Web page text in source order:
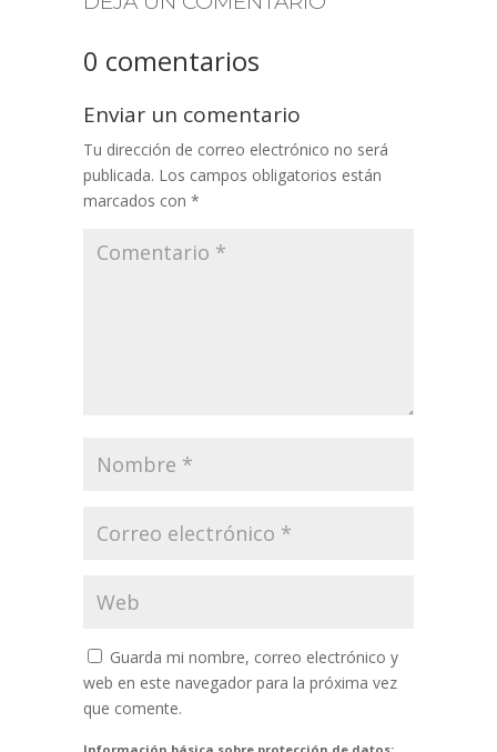
0 comentarios
Enviar un comentario
Tu dirección de correo electrónico no será
publicada. Los campos obligatorios están
marcados con *
Guarda mi nombre, correo electrónico y
web en este navegador para la próxima vez
que comente.